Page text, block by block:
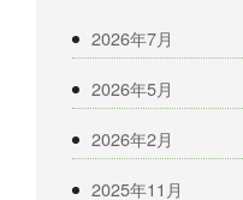
2026年7月
2026年5月
2026年2月
2025年11月